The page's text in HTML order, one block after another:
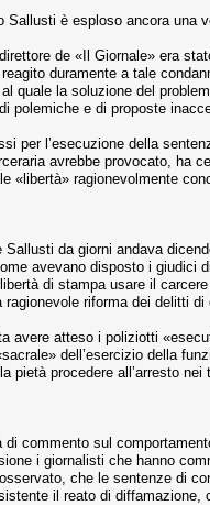
Sallusti è esploso ancora una
de «Il Giornale» era
duramente a tale
quale la soluzione del
polemiche e di proposte
per l’esecuzione della
avrebbe provocato, ha
«libertà» ragionevolmente
da giorni andava
avevano disposto i giudici
di stampa usare il
riforma dei delitti di
avere atteso i poliziotti
dell’esercizio della
pietà procedere all’arresto nei
di commento sul
i giornalisti che hanno
che le sentenze di
il reato di diffamazione,